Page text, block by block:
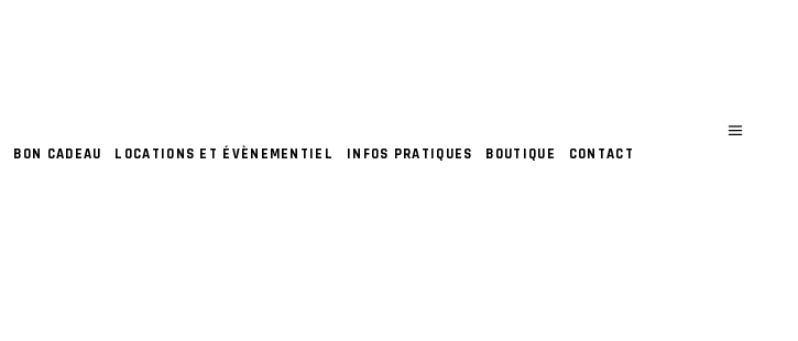
BON CADEAU LOCATIONS ET ÉVÈNEMENTIEL INFOS PRATIQUES BOUTIQUE CONTACT